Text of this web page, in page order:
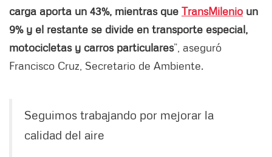
carga aporta un 43%, mientras que TransMilenio un
9% y el restante se divide en transporte especial,
motocicletas y carros particulares”, aseguró
Francisco Cruz, Secretario de Ambiente.
Seguimos trabajando por mejorar la
calidad del aire